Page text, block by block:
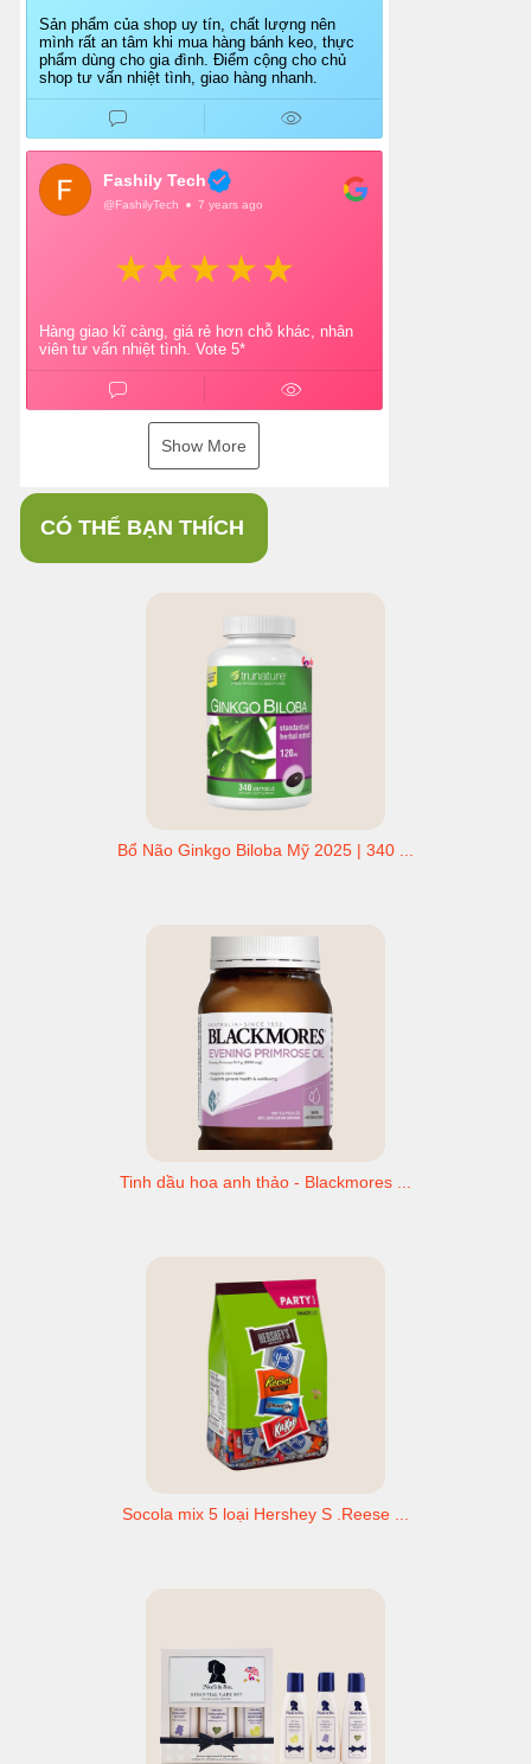
Sản phẩm của shop uy tín, chất lượng nên
mình rất an tâm khi mua hàng bánh keo, thực
phẩm dùng cho gia đình. Điểm cộng cho chủ
shop tư vấn nhiệt tình, giao hàng nhanh.
Fashily Tech
@FashilyTech 7 years ago
Hàng giao kĩ càng, giá rẻ hơn chỗ khác, nhân
viên tư vấn nhiệt tình. Vote 5*
Show More
CÓ THỂ BẠN THÍCH
Bổ Não Ginkgo Biloba Mỹ 2025 | 340 ...
Tinh dầu hoa anh thảo - Blackmores ...
Socola mix 5 loại Hershey S .Reese ...